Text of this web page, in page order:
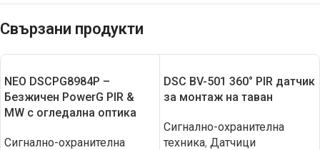
Свързани продукти
NEO DSCPG8984P –
Безжичен PowerG PIR &
MW с огледална оптика
Сигнално-охранителна
DSC BV-501 360° PIR датчик
за монтаж на таван
Сигнално-охранителна
техника, Датчици